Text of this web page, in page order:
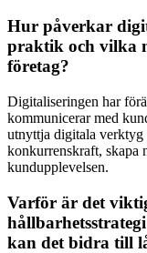
Hur påverkar
praktik och vilka
företag?
Digitaliseringen har
kommunicerar med
utnyttja digitala verktyg
konkurrenskraft, skapa
kundupplevelsen.
Varför är det
kan det bidra till